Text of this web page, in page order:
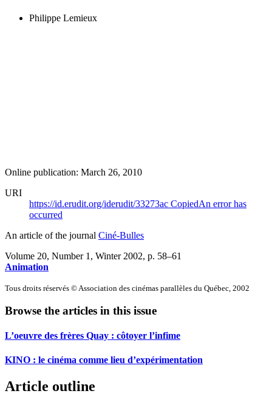
Philippe Lemieux
Online publication: March 26, 2010
URI
https://id.erudit.org/iderudit/33273ac CopiedAn error has
occurred
An article of the journal Ciné-Bulles
Volume 20, Number 1, Winter 2002, p. 58–61
Animation
Tous droits réservés © Association des cinémas parallèles du Québec, 2002
Browse the articles in this issue
L’oeuvre des frères Quay : côtoyer l’infime
KINO : le cinéma comme lieu d’expérimentation
Article outline